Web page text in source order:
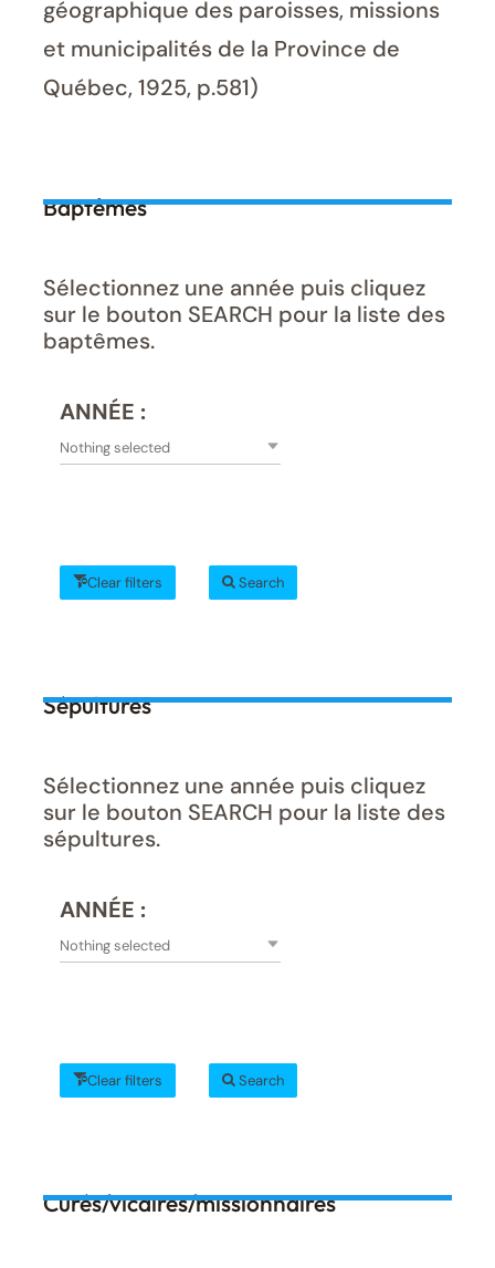
géographique des paroisses, missions
et municipalités de la Province de
Québec, 1925, p.581)
Baptêmes
Sélectionnez une année puis cliquez
sur le bouton SEARCH pour la liste des
baptêmes.
ANNÉE :
Nothing selected
Clear filters Search
Sépultures
Sélectionnez une année puis cliquez
sur le bouton SEARCH pour la liste des
sépultures.
ANNÉE :
Nothing selected
Clear filters Search
Curés/vicaires/missionnaires